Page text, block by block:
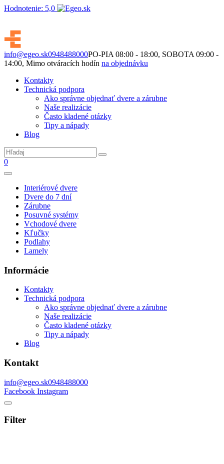
Hodnotenie: 5,0
info@egeo.sk0948488000PO-PIA 08:00 - 18:00, SOBOTA 09:00 -
14:00, Mimo otváracích hodín na objednávku
Kontakty
Technická podpora
Ako správne objednať dvere a zárubne
Naše realizácie
Často kladené otázky
Tipy a nápady
Blog
0
Interiérové dvere
Dvere do 7 dní
Zárubne
Posuvné systémy
Vchodové dvere
Kľučky
Podlahy
Lamely
Informácie
Kontakty
Technická podpora
Ako správne objednať dvere a zárubne
Naše realizácie
Často kladené otázky
Tipy a nápady
Blog
Kontakt
info@egeo.sk0948488000
Facebook Instagram
Filter